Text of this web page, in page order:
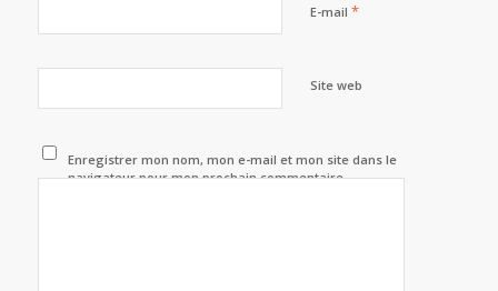
E-mail *
Site web
Enregistrer mon nom, mon e-mail et mon site dans le
navigateur pour mon prochain commentaire.